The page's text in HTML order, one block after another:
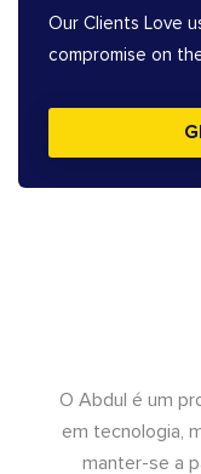
Our Clients Love
compromise on
O Abdul é um
em tecnologia,
manter-se a